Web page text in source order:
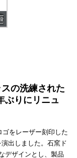
の洗練された
ぶりにリニュ
ゴをレーザー刻印した
出しました。石窯ド
デザインとし、製品